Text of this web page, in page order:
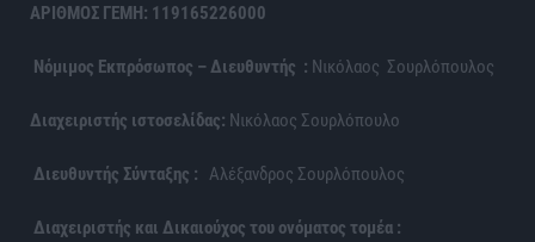
ΑΡΙΘΜΟΣ ΓΕΜΗ: 119165226000
Νόμιμος Εκπρόσωπος – Διευθυντής : Νικόλαος Σουρλόπουλος
Διαχειριστής ιστοσελίδας: Νικόλαος Σουρλόπουλο
Διευθυντής Σύνταξης : Αλέξανδρος Σουρλόπουλος
Διαχειριστής και Δικαιούχος του ονόματος τομέα :